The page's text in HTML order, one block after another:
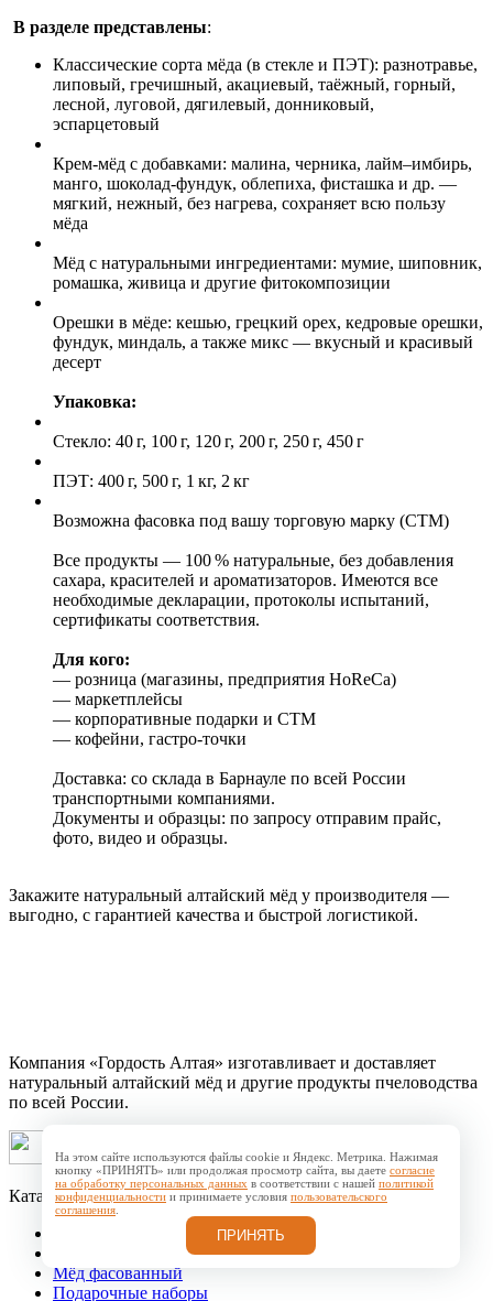
В разделе представлены:
Классические сорта мёда (в стекле и ПЭТ): разнотравье,
липовый, гречишный, акациевый, таёжный, горный,
лесной, луговой, дягилевый, донниковый,
эспарцетовый
Крем‑мёд с добавками: малина, черника, лайм–имбирь,
манго, шоколад‑фундук, облепиха, фисташка и др. —
мягкий, нежный, без нагрева, сохраняет всю пользу
мёда
Мёд с натуральными ингредиентами: мумие, шиповник,
ромашка, живица и другие фитокомпозиции
Орешки в мёде: кешью, грецкий орех, кедровые орешки,
фундук, миндаль, а также микс — вкусный и красивый
десерт
Упаковка:
Стекло: 40 г, 100 г, 120 г, 200 г, 250 г, 450 г
ПЭТ: 400 г, 500 г, 1 кг, 2 кг
Возможна фасовка под вашу торговую марку (СТМ)
Все продукты — 100 % натуральные, без добавления
сахара, красителей и ароматизаторов. Имеются все
необходимые декларации, протоколы испытаний,
сертификаты соответствия.
Для кого:
— розница (магазины, предприятия HoReCa)
— маркетплейсы
— корпоративные подарки и СТМ
— кофейни, гастро-точки
Доставка: со склада в Барнауле по всей России
транспортными компаниями.
Документы и образцы: по запросу отправим прайс,
фото, видео и образцы.
Закажите натуральный алтайский мёд у производителя —
выгодно, с гарантией качества и быстрой логистикой.
Компания «Гордость Алтая» изготавливает и доставляет
натуральный алтайский мёд и другие продукты пчеловодства
по всей России.
Каталог продукции
Крем-мёд весовой
Мёд фасованный
Подарочные наборы
На этом сайте используются файлы cookie и Яндекс. Метрика. Нажимая
кнопку «ПРИНЯТЬ» или продолжая просмотр сайта, вы даете согласие
на обработку персональных данных в соответствии с нашей политикой
конфиденциальности и принимаете условия пользовательского
соглашения
ПРИНЯТЬ